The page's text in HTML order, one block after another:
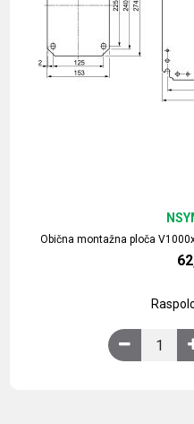
Obična montažna ploča
Obična